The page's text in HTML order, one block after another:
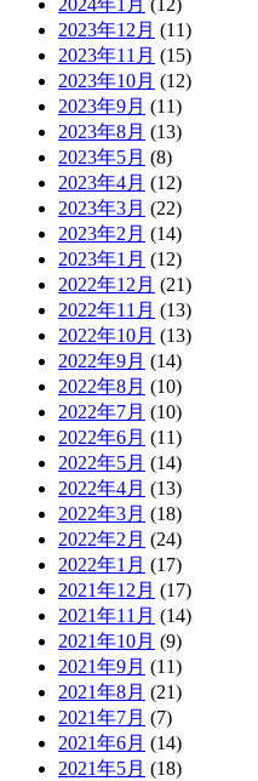
2024年1月 (12)
2023年12月 (11)
2023年11月 (15)
2023年10月 (12)
2023年9月 (11)
2023年8月 (13)
2023年5月 (8)
2023年4月 (12)
2023年3月 (22)
2023年2月 (14)
2023年1月 (12)
2022年12月 (21)
2022年11月 (13)
2022年10月 (13)
2022年9月 (14)
2022年8月 (10)
2022年7月 (10)
2022年6月 (11)
2022年5月 (14)
2022年4月 (13)
2022年3月 (18)
2022年2月 (24)
2022年1月 (17)
2021年12月 (17)
2021年11月 (14)
2021年10月 (9)
2021年9月 (11)
2021年8月 (21)
2021年7月 (7)
2021年6月 (14)
2021年5月 (18)